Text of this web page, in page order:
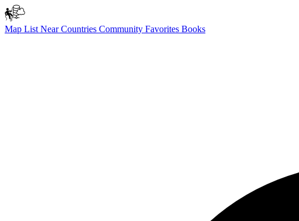
Map List NearCountries Community Favorites Books